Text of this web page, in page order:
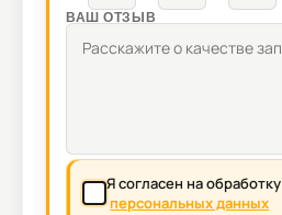
ВАШ ОТЗЫВ
Я согласен на обработку
персональных данных